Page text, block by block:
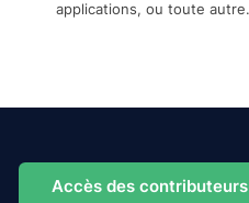
applications, ou toute autre
Accès des contributeurs